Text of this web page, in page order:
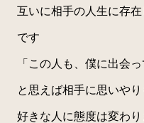
互いに相手の人生に存在
です
「この人も、僕に出会っ
と思えば相手に思いやり
好きな人に態度は変わり